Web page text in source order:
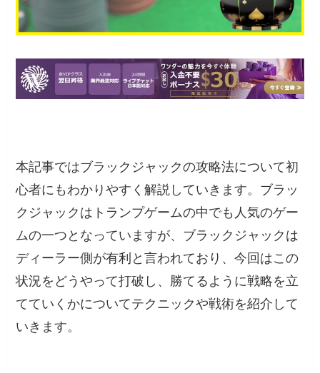
本記事ではブラックジャックの攻略法について初
心者にもわかりやすく解説していきます。ブラッ
クジャックはトランプゲームの中でも人気のゲー
ムの一つとなっていますが、ブラックジャックは
ディーラー側が有利と言われており、今回はこの
状況をどうやって打破し、勝てるように戦略を立
てていくかについてテクニックや戦術を紹介して
いきます。